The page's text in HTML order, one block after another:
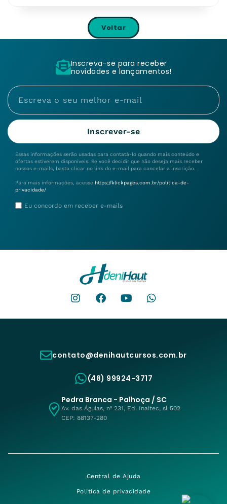
Voltar
Inscreva-se para receber
novidades e lançamentos!
Inscrever-se
Essas informações serão usadas para contatá-lo quando mais conteúdo e
ofertas estiverem disponíveis. Se você decidir que não deseja mais receber
nossos e-mails, basta clicar no link do e-mail para cancelar a inscrição.
Para mais informações, acesse:https://klickpages.com.br/politica-de-
privacidade/
Eu concordo em receber e-mails
contato@denihautcursos.com.br
(48) 99924-3717
Pedra Branca - Palhoça / SC
Av. das Águias, nº 231, Ed. Inaitec, sl 502
CEP: 88137-280
Central de Ajuda
Política de privacidade